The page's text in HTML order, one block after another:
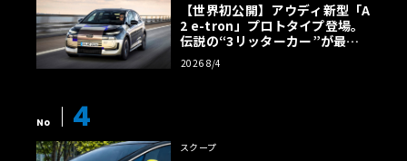
【世界初公開】アウディ新型「A
2 e-tron」プロトタイプ登場。
伝説の“3リッターカー”が最高
効率エントリーBEVとして復活
【画像38枚】
2026 8/4
No 4
スクープ